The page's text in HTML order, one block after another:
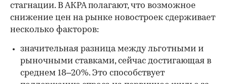
стагнации. В АКРА полагают, что возможное
снижение цен на рынке новостроек сдерживает
несколько факторов:
значительная разница между льготными и
рыночными ставками, сейчас достигающая в
среднем 18–20%. Это способствует